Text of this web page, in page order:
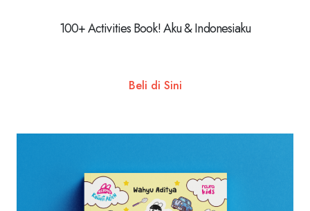
100+ Activities Book! Aku & Indonesiaku
Beli di Sini